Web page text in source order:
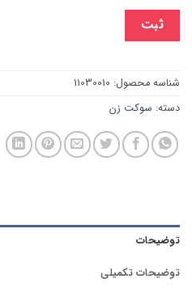
ثبت
شناسه محصول: 11030010
دسته: سوکت زن
توضیحات
توضیحات تکمیلی